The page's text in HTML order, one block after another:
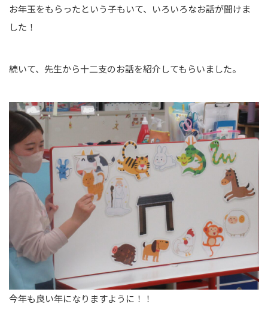
お年玉をもらったという子もいて、いろいろなお話が聞けま
した！
続いて、先生から十二支のお話を紹介してもらいました。
今年も良い年になりますように！！